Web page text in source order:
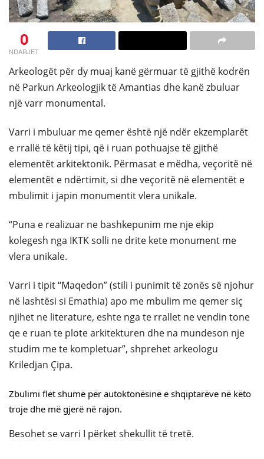
0
NDARJET
Arkeologët për dy muaj kanë gërmuar të gjithë kodrën
në Parkun Arkeologjik të Amantias dhe kanë zbuluar
një varr monumental.
Varri i mbuluar me qemer është një ndër ekzemplarët
e rrallë të këtij tipi, që i ruan pothuajse të gjithë
elementët arkitektonik. Përmasat e mëdha, veçoritë në
elementët e ndërtimit, si dhe veçoritë në elementët e
mbulimit i japin monumentit vlera unikale.
“Puna e realizuar ne bashkepunim me nje ekip
kolegesh nga IKTK solli ne drite kete monument me
vlera unikale.
Varri i tipit “Maqedon” (stili i punimit të zonës së njohur
në lashtësi si Emathia) apo me mbulim me qemer siç
njihet ne literature, eshte nga te rrallet ne vendin tone
qe e ruan te plote arkitekturen dhe na mundeson nje
studim me te kompletuar”, shprehet arkeologu
Kriledjan Çipa.
Zbulimi flet shumë për autoktonësinë e shqiptarëve në këto
troje dhe më gjerë në rajon.
Besohet se varri I përket shekullit të tretë.